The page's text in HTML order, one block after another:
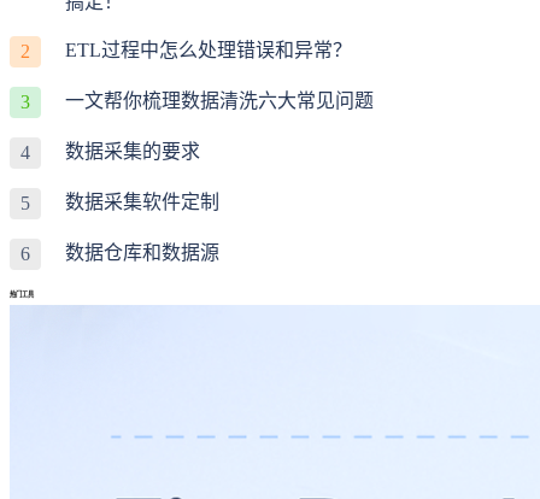
2 ETL过程中怎么处理错误和异常？
3 一文帮你梳理数据清洗六大常见问题
4 数据采集的要求
5 数据采集软件定制
6 数据仓库和数据源
热门工具